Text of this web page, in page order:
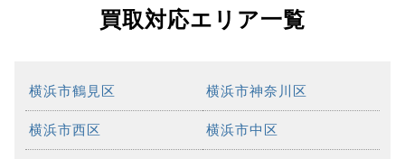
買取対応エリア一覧
横浜市鶴見区 横浜市神奈川区
横浜市西区 横浜市中区